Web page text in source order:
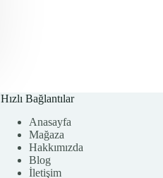
Hızlı Bağlantılar
Anasayfa
Mağaza
Hakkımızda
Blog
İletişim